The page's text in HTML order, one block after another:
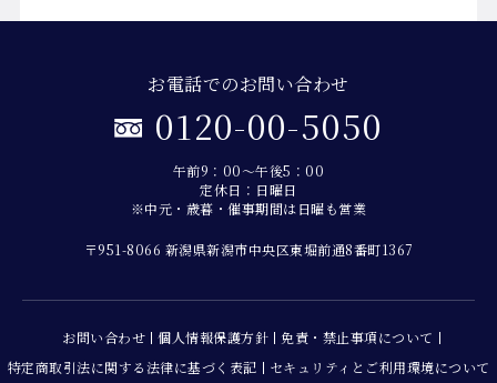
お電話でのお問い合わせ
0120-00-5050
午前9：00～午後5：00
定休日：日曜日
※中元・歳暮・催事期間は日曜も営業
〒951-8066 新潟県新潟市中央区東堀前通8番町1367
お問い合わせ 個人情報保護方針
免責・禁止事項について
特定商取引法に関する法律に基づく表記
セキュリティとご利用環境について